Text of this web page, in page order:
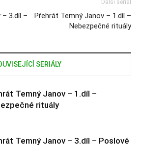
3.díl –
Další seriál
Přehrát Temný Janov – 1.díl –
Nebezpečné rituály
SERIÁLY
Temný Janov – 1.díl –
rituály
Temný Janov – 3.díl – Poslové